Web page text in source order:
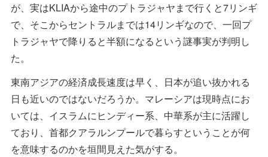
が、実はKLIAから途中のプトラジャヤまで行くと7リンギ
で、そこからセントラルまでは14リンギなので、一回プ
トラジャヤで降りると半額になるという謎事実が判明し
た。
東南アジアの経済成長速度は早く、日本が追い抜かれる
日も近いのではないだろうか。マレーシアは現時点にお
いては、イスラムにヒンディー系、中華系が主に活躍し
ており、首都クアラルンプールで暮らすということが何
を意味するのかを垣間見えた気がする。